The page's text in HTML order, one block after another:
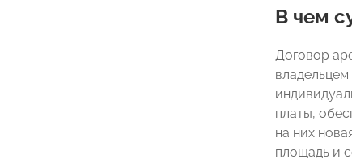
В чем
Договор
платы,
на них
площадь и